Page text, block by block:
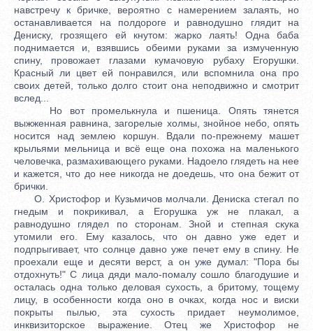
навстречу к бричке, вероятно с намерением залаять, но
останавливается на полдороге и равнодушно глядит на
Дениску, грозящего ей кнутом: жарко лаять! Одна баба
поднимается и, взявшись обеими руками за измученную
спину, провожает глазами кумачовую рубаху Егорушки.
Красный ли цвет ей понравился, или вспомнила она про
своих детей, только долго стоит она неподвижно и смотрит
вслед...
Но вот промелькнула и пшеница. Опять тянется
выжженная равнина, загорелые холмы, знойное небо, опять
носится над землею коршун. Вдали по-прежнему машет
крыльями мельница и всё еще она похожа на маленького
человечка, размахивающего руками. Надоело глядеть на нее
и кажется, что до нее никогда не доедешь, что она бежит от
брички.
О. Христофор и Кузьмичов молчали. Дениска стегал по
гнедым и покрикивал, а Егорушка уж не плакал, а
равнодушно глядел по сторонам. Зной и степная скука
утомили его. Ему казалось, что он давно уже едет и
подпрыгивает, что солнце давно уже печет ему в спину. Не
проехали еще и десяти верст, а он уже думал: "Пора бы
отдохнуть!" С лица дяди мало-помалу сошло благодушие и
осталась одна только деловая сухость, а бритому, тощему
лицу, в особенности когда оно в очках, когда нос и виски
покрыты пылью, эта сухость придает неумолимое,
инквизиторское выражение. Отец же Христофор не